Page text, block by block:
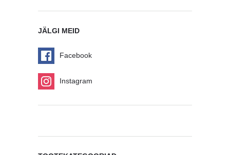
JÄLGI MEID
Facebook
Instagram